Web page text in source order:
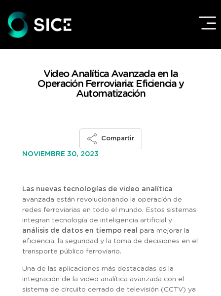
Video Analítica Avanzada en la
Operación Ferroviaria: Eficiencia y
Automatización
NOVIEMBRE 30, 2023
Compartir
Las nuevas tecnologías de video analítica
avanzada están revolucionando la operación de
redes ferroviarias en todo el mundo. Estos sistemas
integran tecnología de inteligencia artificial y
análisis de datos en tiempo real
para mejorar la
eficiencia, la seguridad y la toma de decisiones en el
transporte público ferroviario.
Una de las aplicaciones más destacadas es la
integración de la video analítica avanzada con el
sistema de circuito cerrado de televisión (CCTV) ya